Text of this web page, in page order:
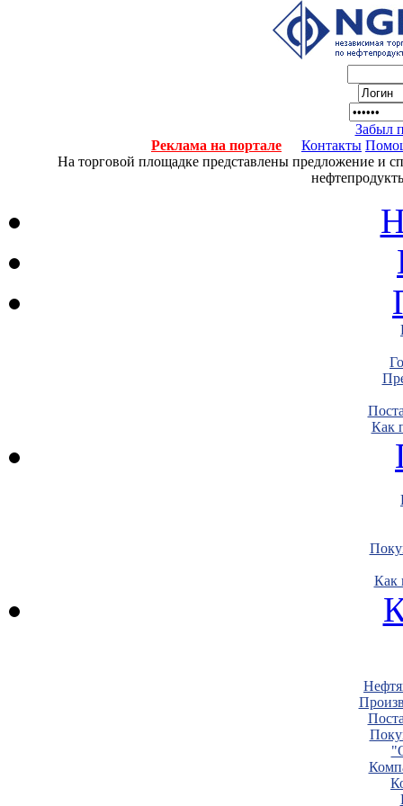
Забыл
Реклама на портале
Контакты
На торговой площадке представлены предложение и
Как
Как